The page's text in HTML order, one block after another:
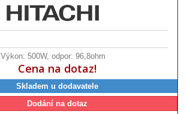
Výkon: 500W, odpor: 96,8ohm
Cena na dotaz!
Skladem u dodavatele
Dodání na dotaz